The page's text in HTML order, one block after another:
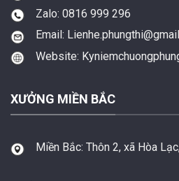
Zalo: 0816 999 296
Email:
Website:
XƯỞNG MIỀN BẮC
Miền Bắc: Thôn 2, xã Hòa